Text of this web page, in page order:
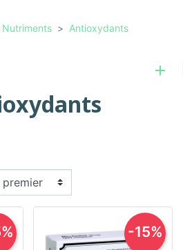
Nutriments
Antioxydants
-15%